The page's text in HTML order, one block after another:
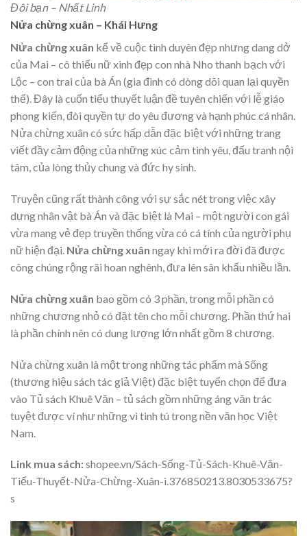
Đôi bạn – Nhất Linh
Nửa chừng xuân – Khái Hưng
Nửa chừng xuân kể về cuộc tình duyên đẹp nhưng dang dở
của Mai – cô thiếu nữ xinh đẹp con nhà Nho thanh bạch với
Lộc – con trai của bà Án (gia đình có dòng dõi quan lại quyền
thế). Đây là cuốn tiểu thuyết luận đề tuyên chiến với lễ giáo
phong kiến, đòi quyền tự do yêu đương và hạnh phúc cá nhân.
Nửa chừng xuân có sức hấp dẫn đặc biệt với những trang
viết đầy cảm động của những xúc cảm tình yêu, đấu tranh nội
tâm, của lòng thủy chung và đức hy sinh.
Truyện cũng rất thành công với sự sắc nét trong việc xây
dựng nhân vật bà Án và đặc biệt là Mai – một người con gái
vừa mang vẻ đẹp truyền thống vừa có cá tính của người phụ
nữ hiện đại. Nửa chừng xuân ngay khi mới ra đời đã được
công chúng rộng rãi hoan nghênh, đưa lên sân khấu nhiều lần.
Nửa chừng xuân bao gồm có 3 phần, trong mỗi phần có
những chương nhỏ có đặt tên cho mỗi chương. Phần thứ hai
là phần chính nên có dung lượng lớn nhất gồm 8 chương.
Nửa chừng xuân là một trong những tác phẩm mà Sống
(thương hiệu sách tác giả Việt) đặc biệt tuyển chọn để đưa
vào Tủ sách Khuê Văn – tủ sách gồm những áng văn trác
tuyệt được ví như những vì tinh tú trong nền văn học Việt
Nam.
Link mua sách:shopee.vn/Sách-Sống-Tủ-Sách-Khuê-Văn-
Tiểu-Thuyết-Nửa-Chừng-Xuân-i.376850213.8030533675?
s